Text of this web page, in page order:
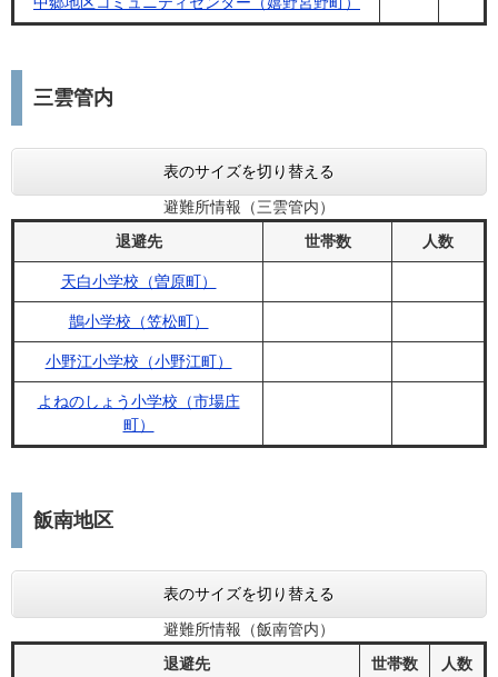
三雲管内
表のサイズを切り替える
避難所情報（三雲管内）
退避先
世帯数 人数
天白小学校（曽原町）
鵲小学校（笠松町）
小野江小学校（小野江町）
よねのしょう小学校（市場庄
町）
飯南地区
表のサイズを切り替える
避難所情報（飯南管内）
退避先
世帯数 人数